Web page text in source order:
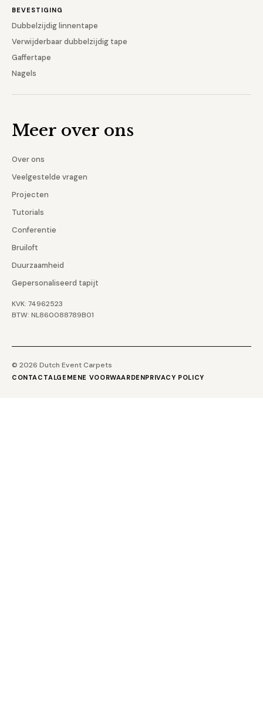
BEVESTIGING
Dubbelzijdig linnentape
Verwijderbaar dubbelzijdig tape
Gaffertape
Nagels
Meer over ons
Over ons
Veelgestelde vragen
Projecten
Tutorials
Conferentie
Bruiloft
Duurzaamheid
Gepersonaliseerd tapijt
KVK: 74962523
BTW: NL860088789B01
© 2026 Dutch Event Carpets
CONTACTALGEMENE VOORWAARDENPRIVACY POLICY